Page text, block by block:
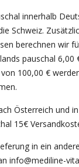
innerhalb
Schweiz.
berechnen wir
pauschal 6,00
100,00 €
Österreich und
15€
in ein
info@mediline-